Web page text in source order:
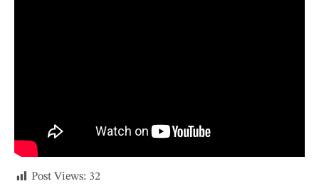
Post Views: 32